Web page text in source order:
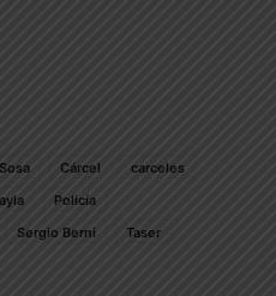
Cárcel
carceles
Policía
Sergio Berni
Taser